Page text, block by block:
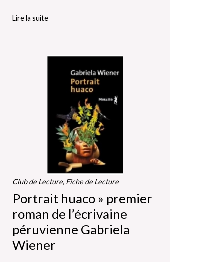
Lire la suite
Club de Lecture, Fiche de Lecture
Portrait huaco » premier
roman de l’écrivaine
péruvienne Gabriela
Wiener